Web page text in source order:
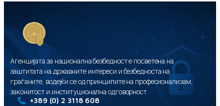
Агенцијата за национална безбедност е посветена на
заштитата на државните интереси и безбедноста на
граѓаните, водејќи се од принципите на професионализам,
законитост и институционална одговорност.
+389 (0) 2 3118 608